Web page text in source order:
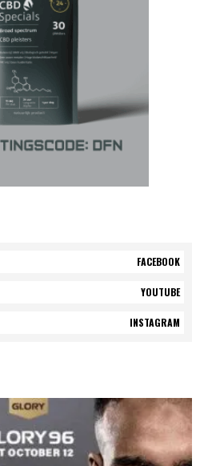
FACEBOOK
YOUTUBE
INSTAGRAM